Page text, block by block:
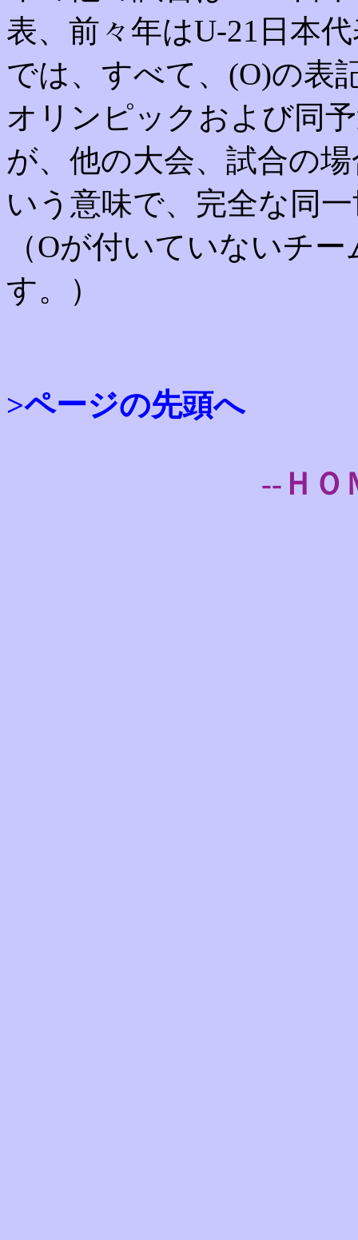
表、前々年はU-21日本
では、すべて、(O)の表
オリンピックおよび同
が、他の大会、試合の
いう意味で、完全な同
（Oが付いていないチ
す。）
>ページの先頭へ
--ＨＯ